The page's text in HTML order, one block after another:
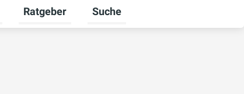
umschalten
Untermenü für Unternehmen umschalten
Ratgeber
Untermenü für Ratgeber
Suche